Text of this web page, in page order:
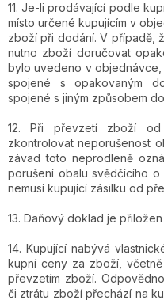
11. Je-li prodávající podle
místo určené kupujícím v
zboží při dodání. V případě,
nutno zboží doručovat
bylo uvedeno v
spojené s opakovaným
spojené s jiným způsobem
12. Při převzetí zboží
zkontrolovat neporušenost
závad toto neprodleně
porušení obalu svědčícího
nemusí kupující zásilku od
13. Daňový doklad je
14. Kupující nabývá
kupní ceny za zboží,
převzetím zboží.
či ztrátu zboží přechází na